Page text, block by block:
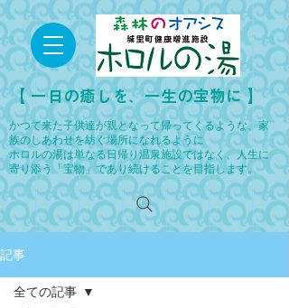
​【 一日の癒しを、一生の宝物に 】
かつて来た子供達が親となって帰ってくるような、家
族のしあわせを紡ぐ場所になれるように
ホロルの湯は単なる日帰り温泉施設ではなく、人生に
寄り添う「宝物」であり続けることを目指します。
記事
全ての記事